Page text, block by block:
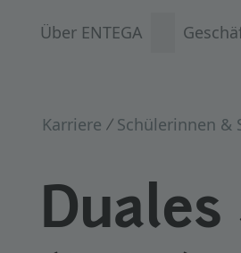
Über ENTEGA
Karriere Schülerinnen &